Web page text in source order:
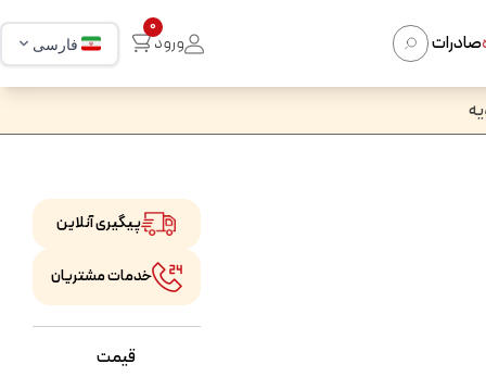
صادرات ورود
0
فارسی
پیگیری آنلاین
خدمات مشتریان
قیمت